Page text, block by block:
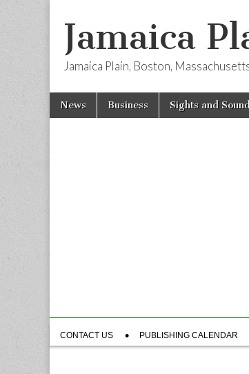
Jamaica
Jamaica Plain, Boston,
Main
menu
Skip
News Business Sights and
Sub
menu
CONTACT US PUBLISHING CALENDAR